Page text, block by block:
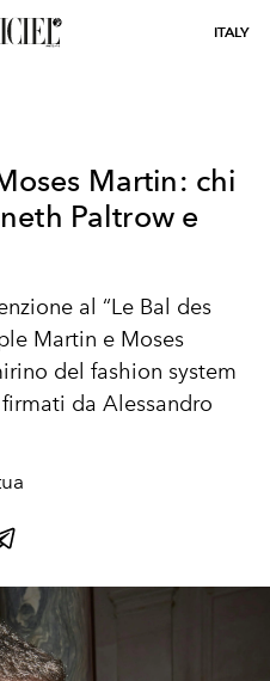
ITALY
Martin: chi
Paltrow e
al “Le Bal des
Martin e Moses
del fashion system
da Alessandro